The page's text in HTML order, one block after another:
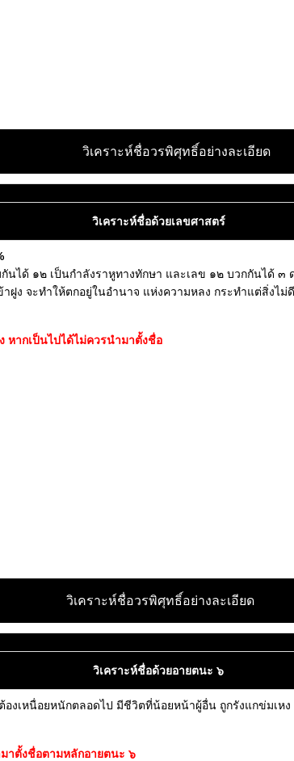
วิเคราะห์ชื่อวรพิศุทธิ์อย่างละเอียด
วิเคราะห์ชื่อด้วยเลขศาสตร์
ด้ ๑๒ เป็นกำลังราหูทางทักษา และเลข ๑๒ บวกกันได้ ๓
ฝูง จะทำให้ตกอยู่ในอำนาจ แห่งความหลง กระทำแต่สิ่ง
ากเป็นไปได้ไม่ควรนำมาตั้งชื่อ
วิเคราะห์ชื่อวรพิศุทธิ์อย่างละเอียด
วิเคราะห์ชื่อด้วยอายตนะ ๖
งเหนื่อยหนักตลอดไป มีชีวิตที่น้อยหน้าผู้อื่น ถูกรังแกข่มเ
าตั้งชื่อตามหลักอายตนะ ๖